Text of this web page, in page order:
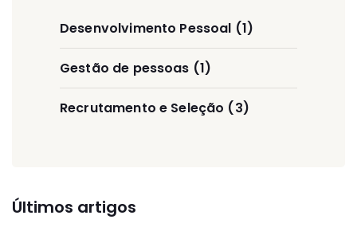
Desenvolvimento Pessoal (1)
Gestão de pessoas (1)
Recrutamento e Seleção (3)
Últimos artigos